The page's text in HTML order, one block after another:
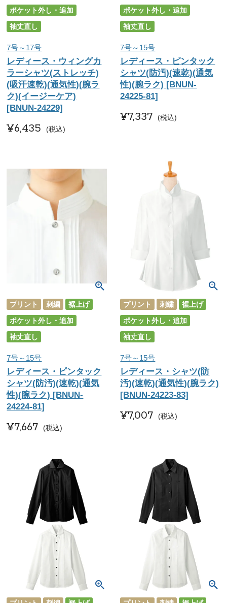
ポケット外し・追加
袖丈直し
7号～17号
レディース・ウィングカ
ラーシャツ(ストレッチ)
(吸汗速乾)(通気性)(腕ラ
ク)(イージーケア)
[BNUN-24229]
¥6,435 税込
ポケット外し・追加
袖丈直し
7号～15号
レディース・ピンタック
シャツ(防汚)(速乾)(通気
性)(腕ラク) [BNUN-
24225-81]
¥7,337 税込
プリント 刺繍
裾上げ
ポケット外し・追加
袖丈直し
7号～15号
レディース・ピンタック
シャツ(防汚)(速乾)(通気
性)(腕ラク) [BNUN-
24224-81]
¥7,667 税込
プリント 刺繍
裾上げ
ポケット外し・追加
袖丈直し
7号～15号
レディース・シャツ(防
汚)(速乾)(通気性)(腕ラク)
[BNUN-24223-83]
¥7,007 税込